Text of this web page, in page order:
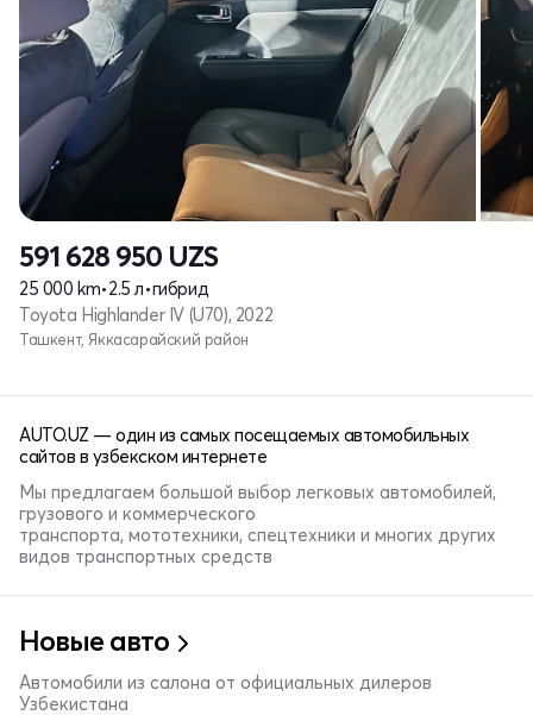
591 628 950 UZS
25 000 km•2.5 л•гибрид
Toyota Highlander IV (U70), 2022
Ташкент, Яккасарайский район
AUTO.UZ — один из самых посещаемых автомобильных
сайтов в узбекском интернете
Мы предлагаем большой выбор легковых автомобилей,
грузового и коммерческого
транспорта, мототехники, спецтехники и многих других
видов транспортных средств
Новые авто
Автомобили из салона от официальных дилеров
Узбекистана